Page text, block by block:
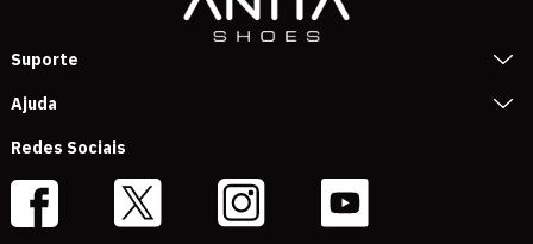
Suporte
Ajuda
Redes Sociais